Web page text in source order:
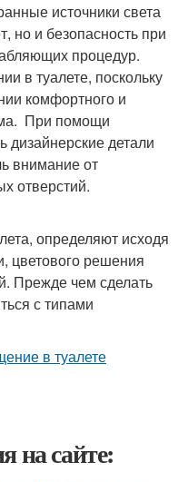
источники света
но и безопасность при
процедур.
в туалете, поскольку
комфортного и
При помощи
дизайнерские детали
внимание от
отверстий.
определяют исходя
цветового решения
Прежде чем сделать
с типами
на сайте: